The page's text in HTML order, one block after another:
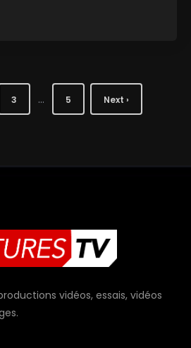
3 … 5 Next ›
vidéos, essais, vidéos